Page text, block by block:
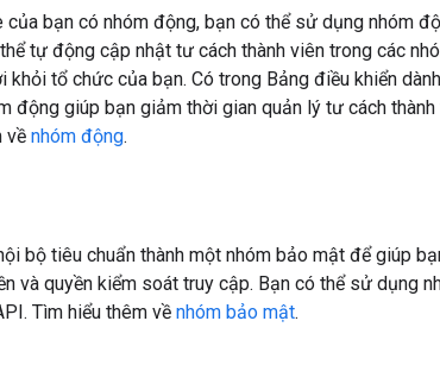
của bạn có nhóm động, bạn có thể sử dụng nhóm
tự động cập nhật tư cách thành viên trong các
khỏi tổ chức của bạn. Có trong Bảng điều khiển
động giúp bạn giảm thời gian quản lý tư cách
về nhóm động.
bộ tiêu chuẩn thành một nhóm bảo mật để giúp
và quyền kiểm soát truy cập. Bạn có thể sử dụng
Tìm hiểu thêm về nhóm bảo mật.